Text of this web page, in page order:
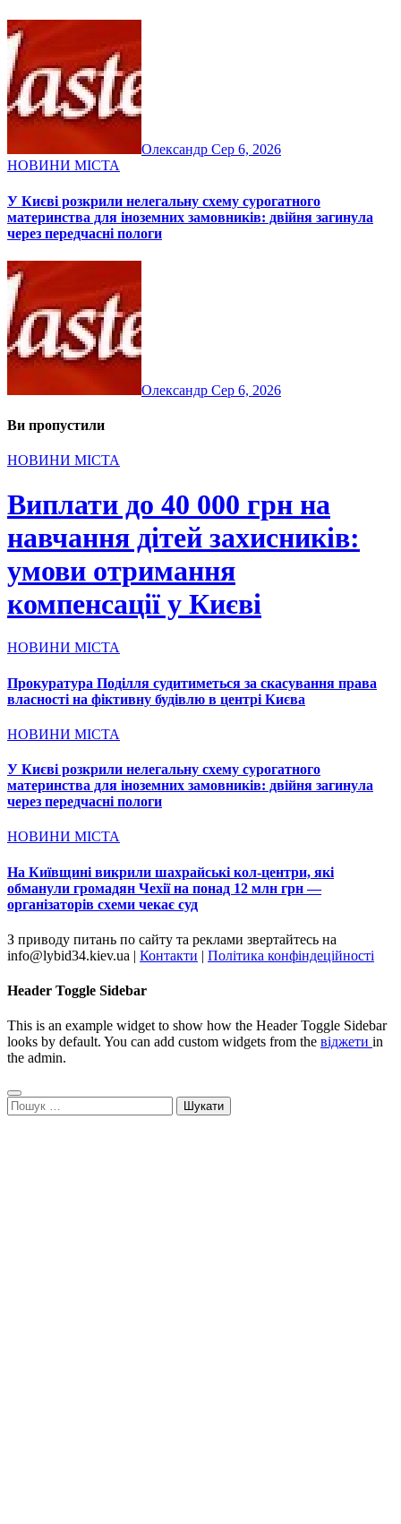
Олександр Сер 6, 2026
НОВИНИ МІСТА
У Києві розкрили нелегальну схему сурогатного
материнства для іноземних замовників: двійня загинула
через передчасні пологи
Олександр Сер 6, 2026
Ви пропустили
НОВИНИ МІСТА
Виплати до 40 000 грн на
навчання дітей захисників:
умови отримання
компенсації у Києві
НОВИНИ МІСТА
Прокуратура Поділля судитиметься за скасування права
власності на фіктивну будівлю в центрі Києва
НОВИНИ МІСТА
У Києві розкрили нелегальну схему сурогатного
материнства для іноземних замовників: двійня загинула
через передчасні пологи
НОВИНИ МІСТА
На Київщині викрили шахрайські кол-центри, які
обманули громадян Чехії на понад 12 млн грн —
організаторів схеми чекає суд
З приводу питань по сайту та реклами звертайтесь на
info@lybid34.kiev.ua | Контакти | Політика конфіндеційності
Header Toggle Sidebar
This is an example widget to show how the Header Toggle Sidebar
looks by default. You can add custom widgets from the віджети in
the admin.
Пошук: